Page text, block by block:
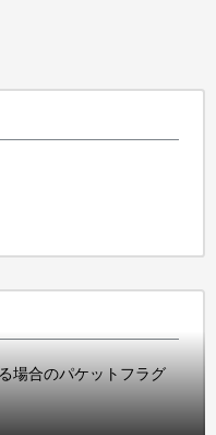
場合のパケットフラグ